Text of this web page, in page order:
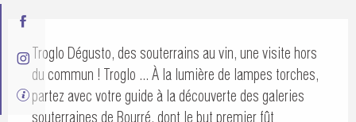
Description
Troglo Dégusto, des souterrains au vin, une visite hors
du commun ! Troglo ... À la lumière de lampes torches,
partez avec votre guide à la découverte des galeries
souterraines de Bourré, dont le but premier fût